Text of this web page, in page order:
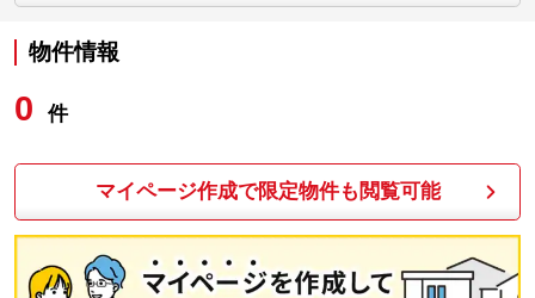
物件情報
0 件
マイページ作成で限定物件も閲覧可能